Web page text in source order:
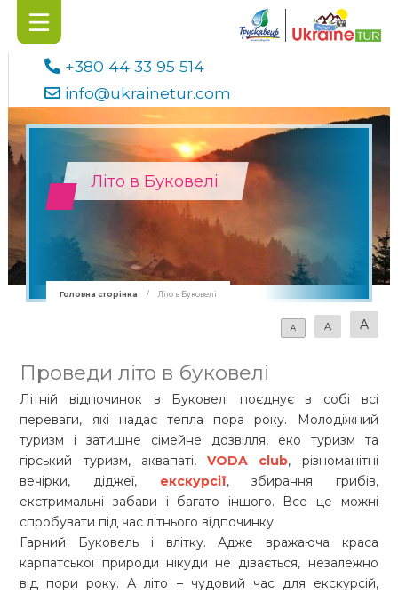
+380 44 33 95 514
info@ukrainetur.com
Літо в Буковелі
Головна сторінка / Літо в Буковелі
A A A
Проведи літо в буковелі
Літній відпочинок в Буковелі поєднує в собі всі
переваги, які надає тепла пора року. Молодіжний
туризм і затишне сімейне дозвілля, еко туризм та
гірський туризм, аквапаті,VODA club, різноманітні
вечірки, діджеї, екскурсії, збирання грибів,
екстримальні забави і багато іншого. Все це можні
спробувати під час літнього відпочинку.
Гарний Буковель і влітку. Адже вражаюча краса
карпатської природи нікуди не дівається, незалежно
від пори року. А літо – чудовий час для екскурсій,